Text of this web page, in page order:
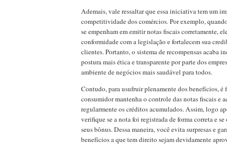
Ademais, vale ressaltar que essa iniciativa tem um
competitividade dos comércios. Por exemplo,
se empenham em emitir notas fiscais corretamente,
conformidade com a legislação e fortalecem sua
clientes. Portanto, o sistema de recompensas acaba
postura mais ética e transparente por parte dos
ambiente de negócios mais saudável para todos.
Contudo, para usufruir plenamente dos benefícios, é
consumidor mantenha o controle das notas fiscais e
regularmente os créditos acumulados. Assim, logo
verifique se a nota foi registrada de forma correta e
seus bônus. Dessa maneira, você evita surpresas e
benefícios a que tem direito sejam devidamente